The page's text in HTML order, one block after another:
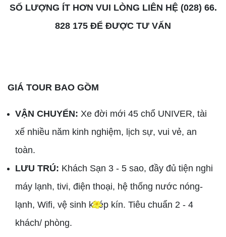
SỐ LƯỢNG ÍT HƠN VUI LÒNG LIÊN HỆ (028) 66.
828 175 ĐỂ ĐƯỢC TƯ VẤN
GIÁ TOUR BAO GỒM
VẬN CHUYỂN: Xe đời mới 45 chổ UNIVER, tài
xế nhiều năm kinh nghiệm, lịch sự, vui vẻ, an
toàn.
LƯU TRÚ: Khách Sạn 3 - 5 sao, đầy đủ tiện nghi
máy lạnh, tivi, điện thoại, hệ thống nước nóng-
lạnh, Wifi, vệ sinh khép kín. Tiêu chuẩn 2 - 4
khách/ phòng.